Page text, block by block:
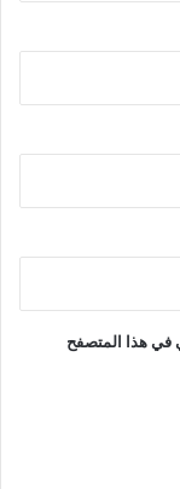
في هذا المتصفح